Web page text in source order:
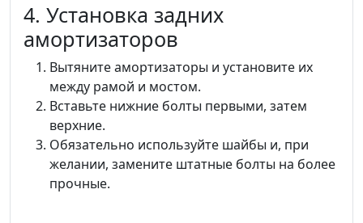
4. Установка задних
амортизаторов
Вытяните амортизаторы и установите их
между рамой и мостом.
Вставьте нижние болты первыми, затем
верхние.
Обязательно используйте шайбы и, при
желании, замените штатные болты на более
прочные.